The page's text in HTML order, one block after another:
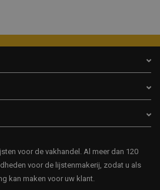
voor de vakhandel. Al meer dan 120
voor de lijstenmakerij, zodat u als
kan maken voor uw klant.